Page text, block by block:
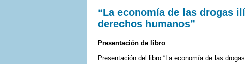
“La economía de las drogas
derechos humanos”
Presentación de libro
Presentación del libro “La economía de las